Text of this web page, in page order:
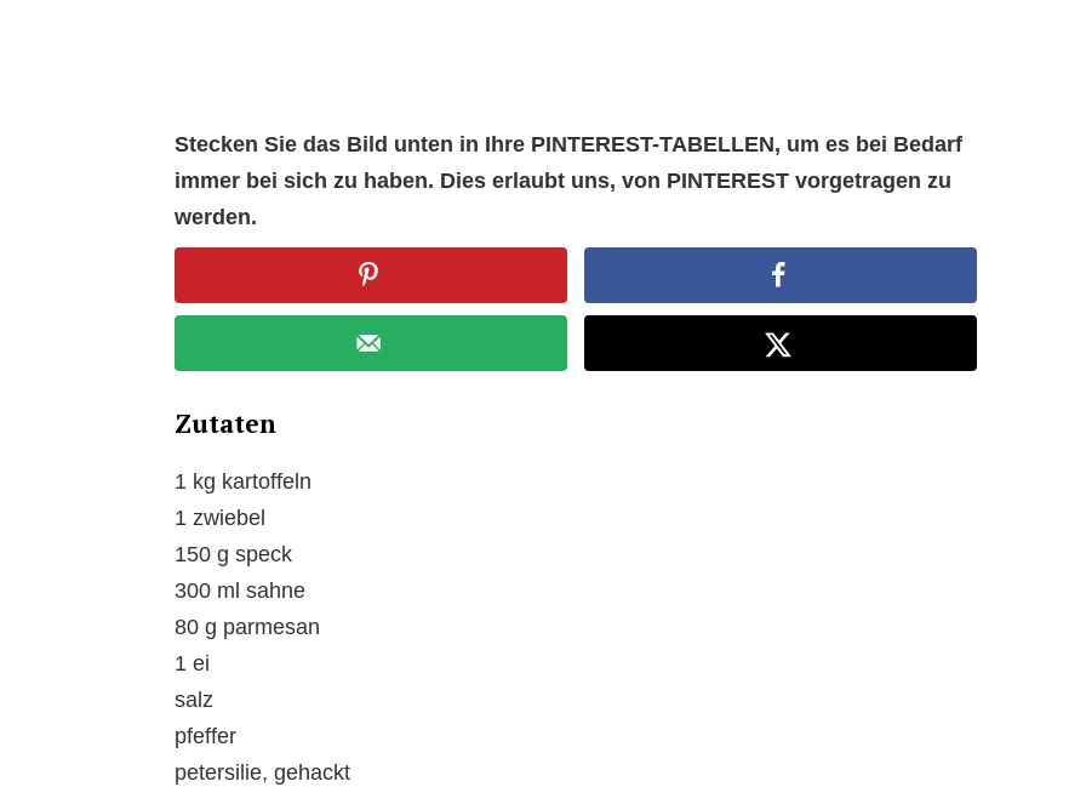
Stecken Sie das Bild unten in Ihre PINTEREST-TABELLEN, um es bei Bedarf
immer bei sich zu haben. Dies erlaubt uns, von PINTEREST vorgetragen zu
werden.
Zutaten
1 kg kartoffeln
1 zwiebel
150 g speck
300 ml sahne
80 g parmesan
1 ei
salz
pfeffer
petersilie, gehackt